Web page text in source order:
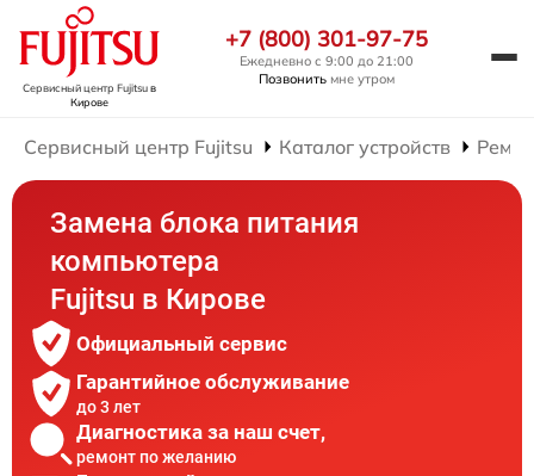
Сервисный центр Fujitsuв
Кирове
+7 (800) 301-97-75
Ежедневно с 9:00 до 21:00
Позвонить мне утром
Сервисный центр Fujitsu Каталог устройств
Замена блока питания
компьютера
Fujitsu в Кирове
Официальный сервис
Гарантийное обслуживание
до 3 лет
Диагностика за наш счет,
ремонт по желанию